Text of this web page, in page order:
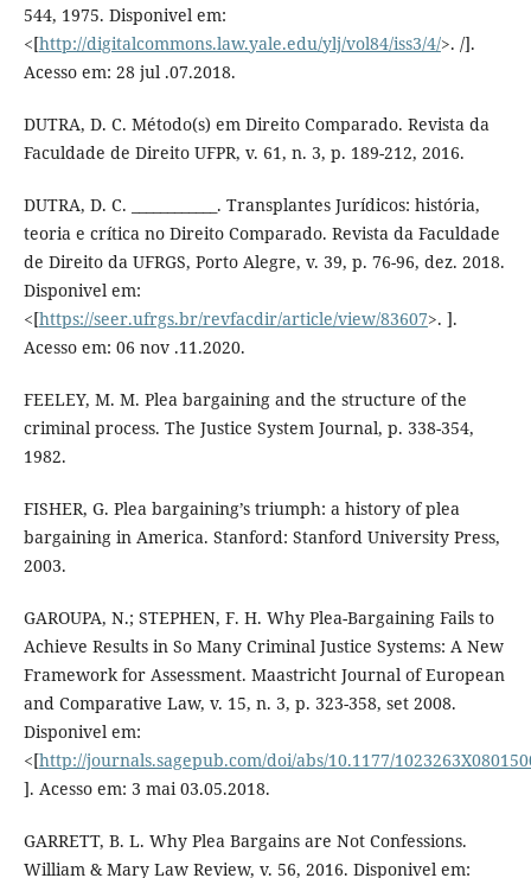
544, 1975. Disponivel em:
<[http://digitalcommons.law.yale.edu/ylj/vol84/iss3/4/>. /].
Acesso em: 28 jul .07.2018.
DUTRA, D. C. Método(s) em Direito Comparado. Revista da
Faculdade de Direito UFPR, v. 61, n. 3, p. 189-212, 2016.
DUTRA, D. C. ____________. Transplantes Jurídicos: história,
teoria e crítica no Direito Comparado. Revista da Faculdade
de Direito da UFRGS, Porto Alegre, v. 39, p. 76-96, dez. 2018.
Disponivel em:
<[https://seer.ufrgs.br/revfacdir/article/view/83607>. ].
Acesso em: 06 nov .11.2020.
FEELEY, M. M. Plea bargaining and the structure of the
criminal process. The Justice System Journal, p. 338-354,
1982.
FISHER, G. Plea bargaining’s triumph: a history of plea
bargaining in America. Stanford: Stanford University Press,
2003.
GAROUPA, N.; STEPHEN, F. H. Why Plea-Bargaining Fails to
Achieve Results in So Many Criminal Justice Systems: A New
Framework for Assessment. Maastricht Journal of European
and Comparative Law, v. 15, n. 3, p. 323-358, set 2008.
Disponivel em:
<[http://journals.sagepub.com/doi/abs/10.1177/
]. Acesso em: 3 mai 03.05.2018.
GARRETT, B. L. Why Plea Bargains are Not Confessions.
William & Mary Law Review, v. 56, 2016. Disponivel em: